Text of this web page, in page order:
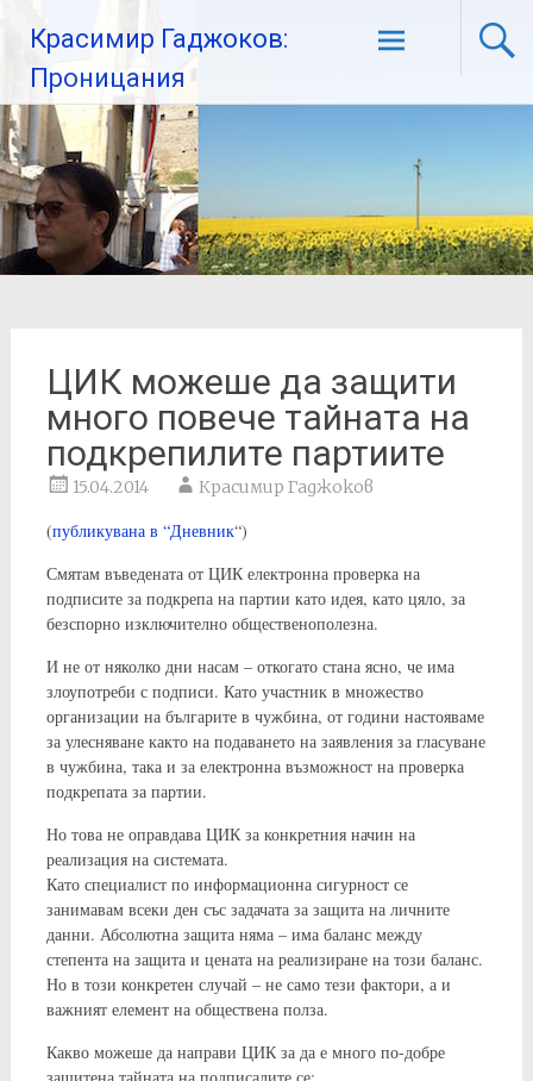
Красимир Гаджоков:
Проницания
ЦИК можеше да защити
много повече тайната на
подкрепилите партиите
15.04.2014 Красимир Гаджоков
(публикувана в “Дневник“)
Смятам въведената от ЦИК електронна проверка на
подписите за подкрепа на партии като идея, като цяло, за
безспорно изключително общественополезна.
И не от няколко дни насам – откогато стана ясно, че има
злоупотреби с подписи. Като участник в множество
организации на българите в чужбина, от години настояваме
за улесняване както на подаването на заявления за гласуване
в чужбина, така и за електронна възможност на проверка
подкрепата за партии.
Но това не оправдава ЦИК за конкретния начин на
реализация на системата.
Като специалист по информационна сигурност се
занимавам всеки ден със задачата за защита на личните
данни. Абсолютна защита няма – има баланс между
степента на защита и цената на реализиране на този баланс.
Но в този конкретен случай – не само тези фактори, а и
важният елемент на обществена полза.
Какво можеше да направи ЦИК за да е много по-добре